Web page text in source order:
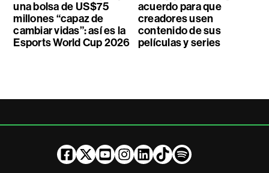
una bolsa de US$75
millones “capaz de
cambiar vidas”: así es la
Esports World Cup 2026
acuerdo para que
creadores usen
contenido de sus
películas y series